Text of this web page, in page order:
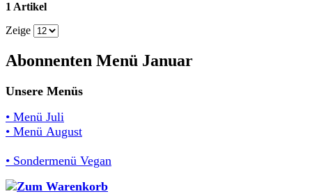
1 Artikel
Zeige
Abonnenten Menü Januar
Unsere Menüs
• Menü Juli
• Menü August
• Sondermenü Vegan